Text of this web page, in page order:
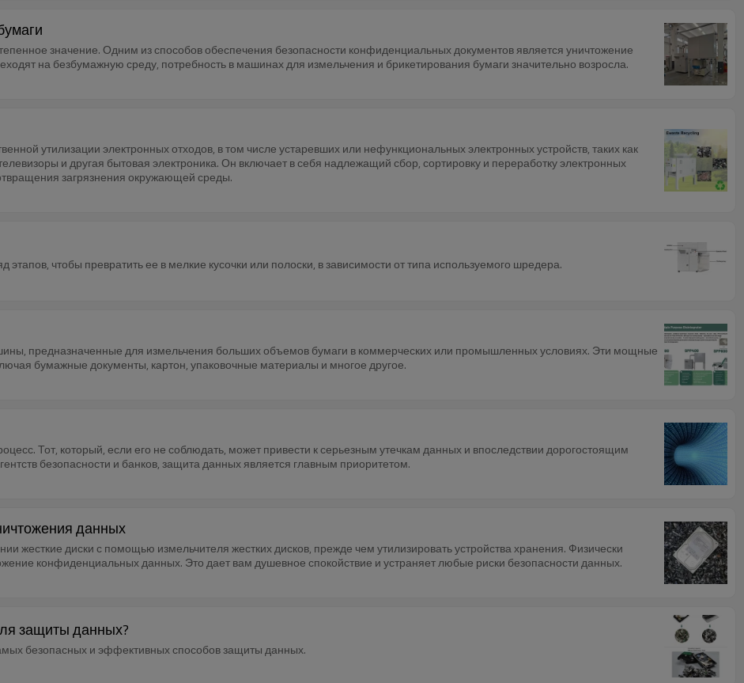
значение. Одним из способов обеспечения безопасности конфиденциальных документов является уничтожение
на безбумажную среду, потребность в машинах для измельчения и брикетирования бумаги значительно возросла.
утилизации электронных отходов, в том числе устаревших или нефункциональных электронных устройств, таких как
и другая бытовая электроника. Он включает в себя надлежащий сбор, сортировку и переработку электронных
загрязнения окружающей среды.
чтобы превратить ее в мелкие кусочки или полоски, в зависимости от типа используемого шредера.
предназначенные для измельчения больших объемов бумаги в коммерческих или промышленных условиях. Эти мощные
бумажные документы, картон, упаковочные материалы и многое другое.
Тот, который, если его не соблюдать, может привести к серьезным утечкам данных и впоследствии дорогостоящим
безопасности и банков, защита данных является главным приоритетом.
данных
жесткие диски с помощью измельчителя жестких дисков, прежде чем утилизировать устройства хранения. Физически
конфиденциальных данных. Это дает вам душевное спокойствие и устраняет любые риски безопасности данных.
защиты данных?
безопасных и эффективных способов защиты данных.